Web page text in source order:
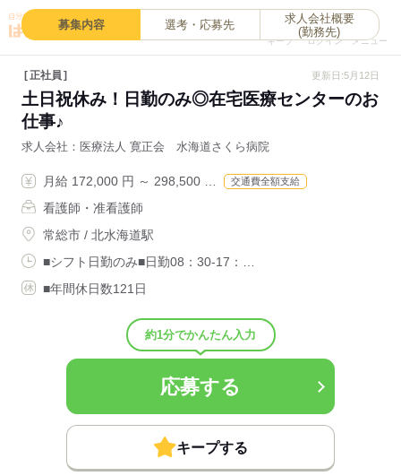
キープ
0
ログイン メニュー
募集内容 選考・応募先
求人会社概要
(勤務先)
正社員 更新日:5月12日
土日祝休み！日勤のみ◎在宅医療センターのお
仕事♪
求人会社 医療法人 寛正会 水海道さくら病院
月給 172,000 円 ～ 298,500 … 交通費全額支給
看護師・准看護師
常総市 / 北水海道駅
■シフト日勤のみ■日勤08：30-17：…
■年間休日数121日
約1分でかんたん入力
応募する
キープする